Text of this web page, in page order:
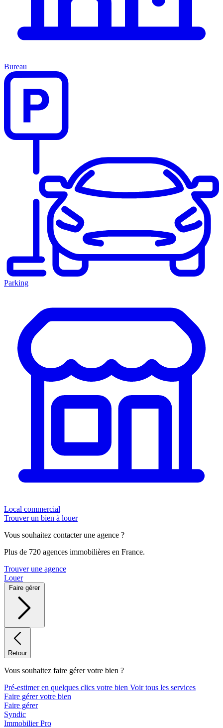
Bureau
Parking
Local commercial
Trouver un bien à louer
Vous souhaitez contacter une agence ?
Plus de 720 agences immobilières en France.
Trouver une agence
Louer
Faire gérer
Retour
Vous souhaitez faire gérer votre bien ?
Pré-estimer en quelques clics votre bien Voir tous les services
Faire gérer votre bien
Faire gérer
Syndic
Immobilier Pro